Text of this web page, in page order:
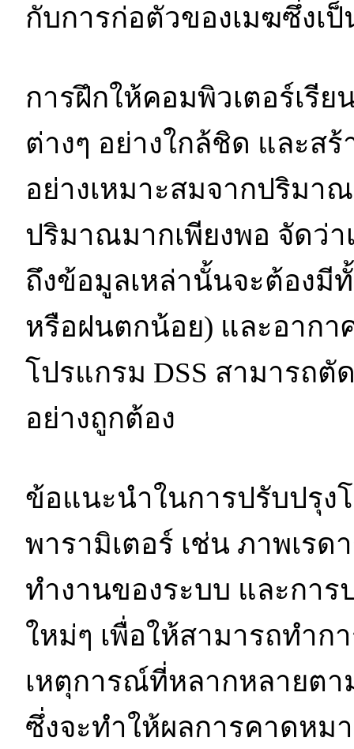
กับการก่อตัวของเมฆซึ่งเ
การฝึกให้คอมพิวเตอร์เรี
ต่างๆ อย่างใกล้ชิด และส
อย่างเหมาะสมจากปริม
ปริมาณมากเพียงพอ จัดว่
ถึงข้อมูลเหล่านั้นจะต้องมี
หรือฝนตกน้อย) และอากา
โปรแกรม DSS สามารถ
อย่างถูกต้อง
ข้อแนะนำในการปรับปรุง
พารามิเตอร์ เช่น ภาพเรด
ทำงานของระบบ และกา
ใหม่ๆ เพื่อให้สามารถทำก
เหตุการณ์ที่หลากหลายตา
ซึ่งจะทำให้ผลการคาดหม